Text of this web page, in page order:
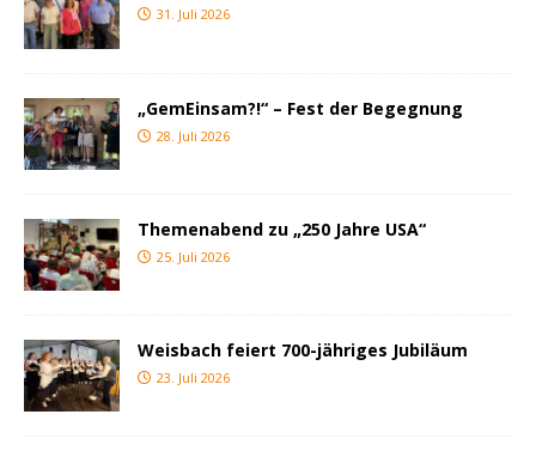
31. Juli 2026
„GemEinsam?!“ – Fest der Begegnung
28. Juli 2026
Themenabend zu „250 Jahre USA“
25. Juli 2026
Weisbach feiert 700-jähriges Jubiläum
23. Juli 2026